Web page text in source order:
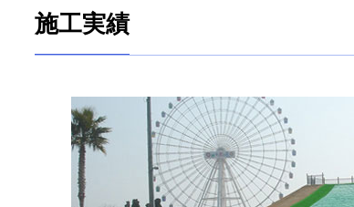
施工実績